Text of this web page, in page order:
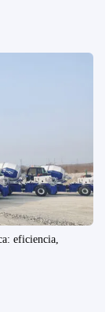
eficiencia,